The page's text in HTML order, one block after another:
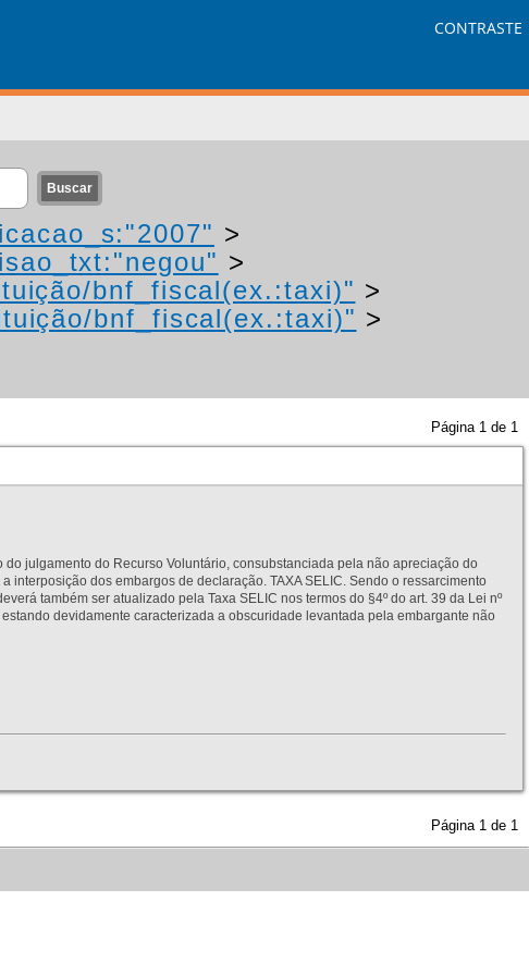
CONTRASTE
>
>
bnf_fiscal(ex.:taxi)" >
bnf_fiscal(ex.:taxi)" >
Página 1 de 1
julgamento do Recurso Voluntário, consubstanciada pela não apreciação do
dos embargos de declaração. TAXA SELIC. Sendo o ressarcimento
também ser atualizado pela Taxa SELIC nos termos do §4º do art. 39 da Lei nº
devidamente caracterizada a obscuridade levantada pela embargante não
Página 1 de 1